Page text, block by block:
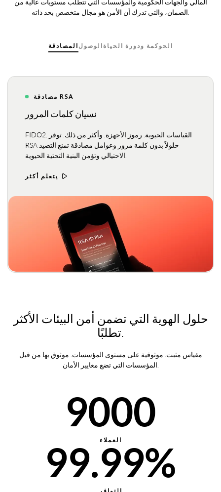
المالي والجهات الحكومية والمؤسسات التي تتطلب مستويات عالية من
المصادقة الوصول الحوكمة ودورة الحياة
مصادقة RSA
نسيان كلمات المرور
FIDO2. القياسات الحيوية. رموز الأجهزة. وأكثر من ذلك. توفر
RSA حلولاً بدون كلمة مرور وعوامل مصادقة تمنع التصيد
يتعلم أكثر
حلول الهوية التي تضمن أمن البيئات الأكثر
تطلبًا.
مقياس مثبت. موثوقية على مستوى المؤسسات. موثوق بها من قبل
1000
2000
3000
4000
5000
7000
8000
9000
العملاء
10%
20%
30%
40%
50%
60%
70%
80%
90%
99.99%
التوافر
10%
20%
30%
40%
50%
60%